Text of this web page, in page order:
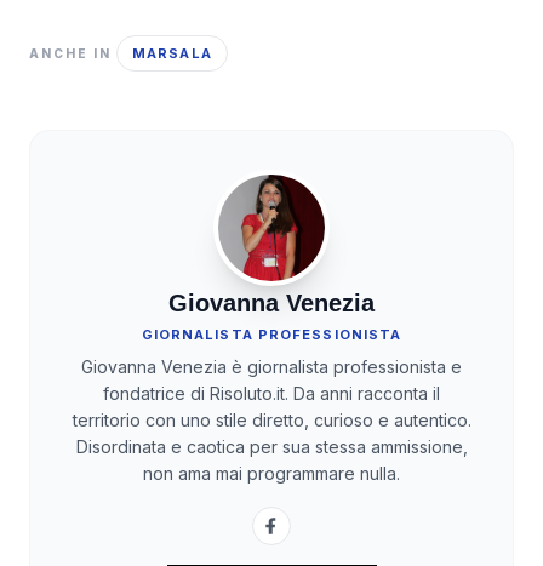
ANCHE IN MARSALA
Giovanna Venezia
GIORNALISTA PROFESSIONISTA
Giovanna Venezia è giornalista professionista e
fondatrice di Risoluto.it. Da anni racconta il
territorio con uno stile diretto, curioso e autentico.
Disordinata e caotica per sua stessa ammissione,
non ama mai programmare nulla.